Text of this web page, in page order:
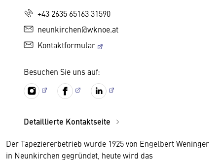
+43 2635 65163 31590
neunkirchen@wknoe.at
Kontaktformular
Besuchen Sie uns auf:
Detaillierte Kontaktseite
Der Tapeziererbetrieb wurde 1925 von Engelbert Weninger
in Neunkirchen gegründet, heute wird das